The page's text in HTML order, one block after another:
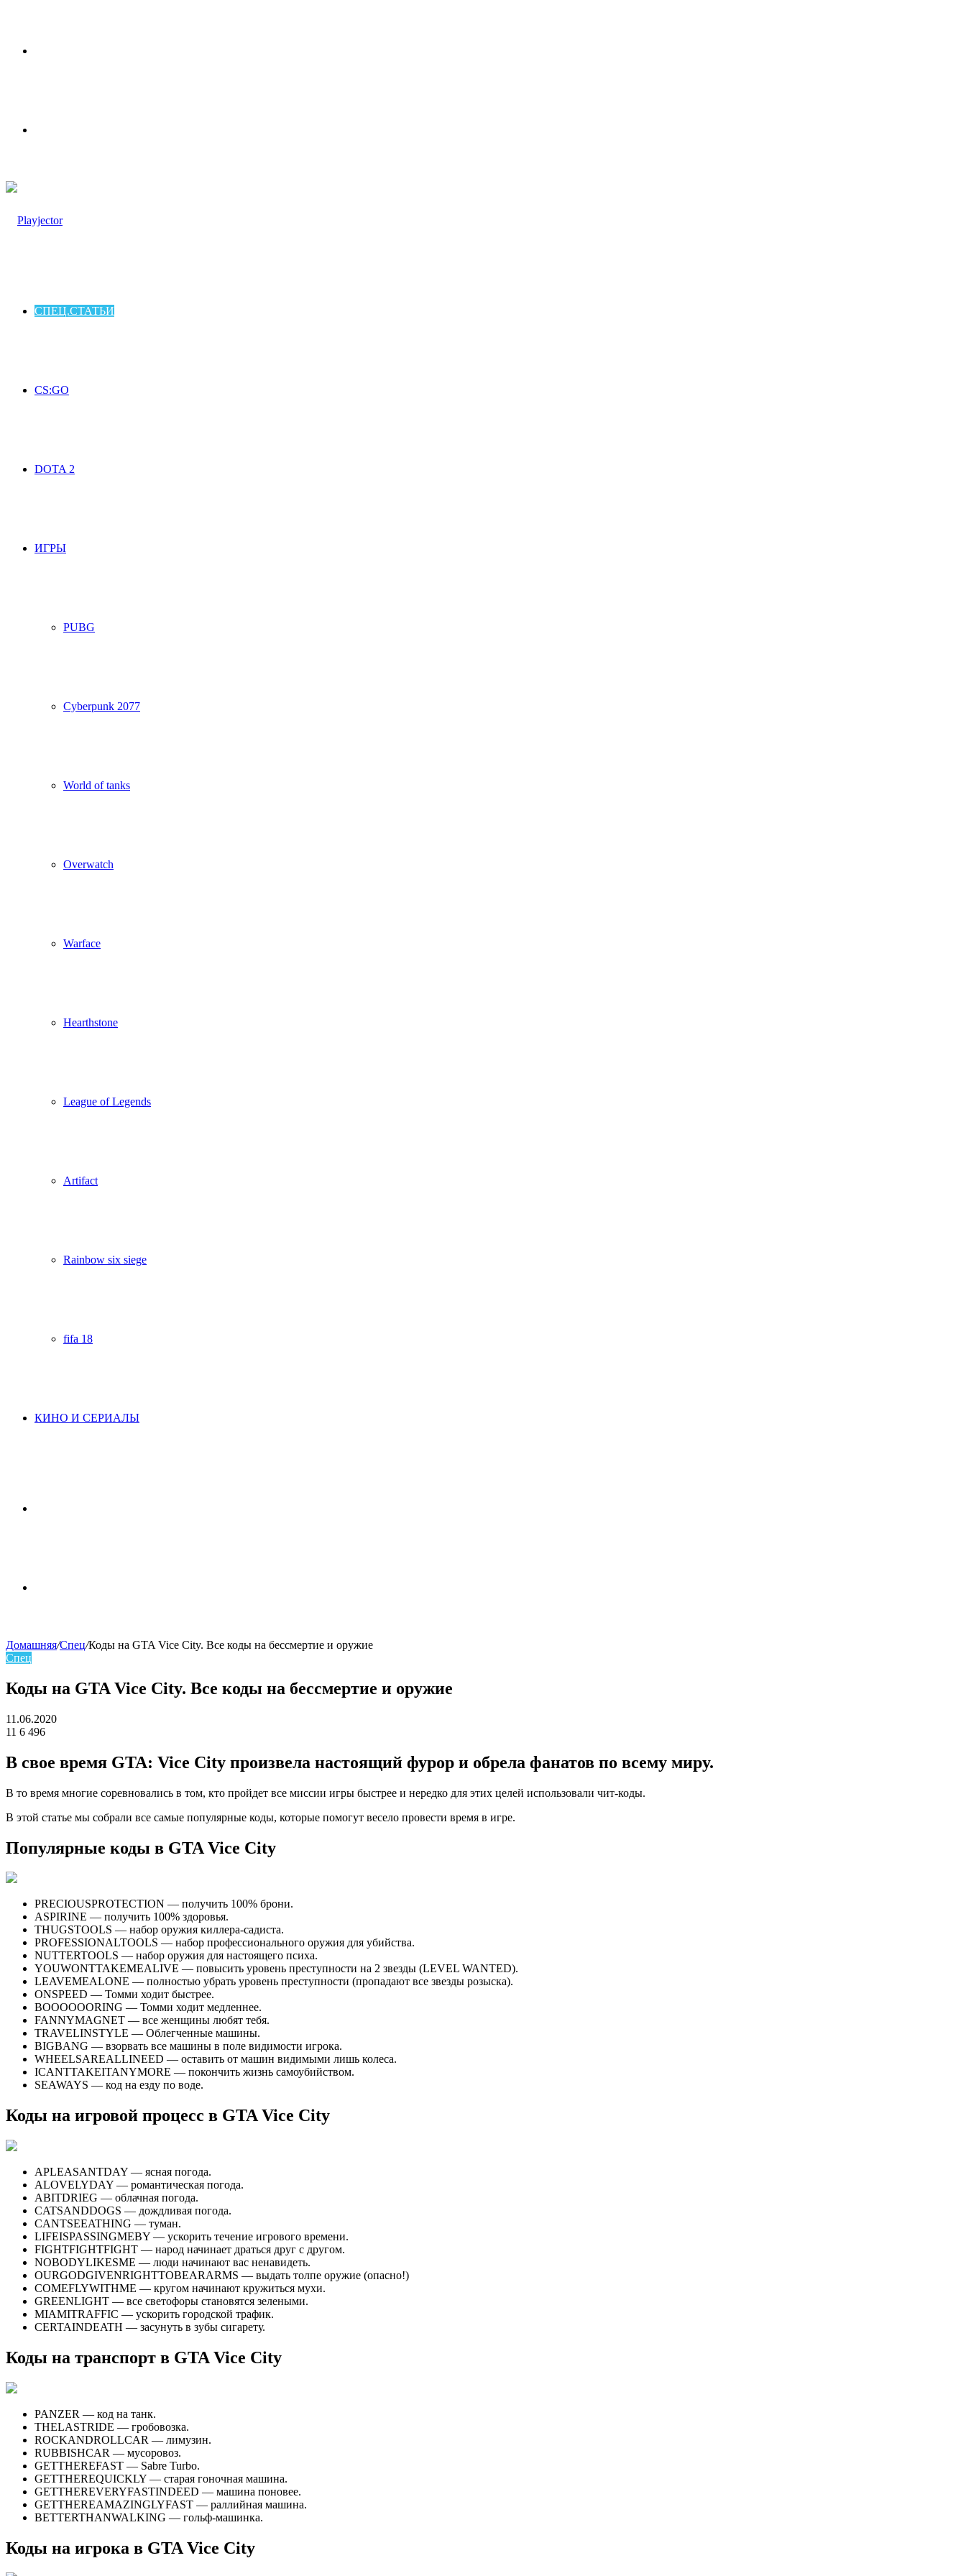
СПЕЦ.СТАТЬИ
CS:GO
DOTA 2
ИГРЫ
PUBG
Cyberpunk 2077
World of tanks
Overwatch
Warface
Hearthstone
League of Legends
Artifact
Rainbow six siege
fifa 18
КИНО И СЕРИАЛЫ
Домашняя/Спец/Коды на GTA Vice City. Все коды на бессмертие и оружие
Спец
Коды на GTA Vice City. Все коды на бессмертие и оружие
11.06.2020
11 6 496
В свое время GTA: Vice City произвела настоящий фурор и обрела фанатов по всему миру.
В то время многие соревновались в том, кто пройдет все миссии игры быстрее и нередко для этих целей использовали чит-коды.
В этой статье мы собрали все самые популярные коды, которые помогут весело провести время в игре.
Популярные коды в GTA Vice City
PRECIOUSPROTECTION — получить 100% брони.
ASPIRINE — получить 100% здоровья.
THUGSTOOLS — набор оружия киллера-садиста.
PROFESSIONALTOOLS — набор профессионального оружия для убийства.
NUTTERTOOLS — набор оружия для настоящего психа.
YOUWONTTAKEMEALIVE — повысить уровень преступности на 2 звезды (LEVEL WANTED).
LEAVEMEALONE — полностью убрать уровень преступности (пропадают все звезды розыска).
ONSPEED — Томми ходит быстрее.
BOOOOOORING — Томми ходит медленнее.
FANNYMAGNET — все женщины любят тебя.
TRAVELINSTYLE — Облегченные машины.
BIGBANG — взорвать все машины в поле видимости игрока.
WHEELSAREALLINEED — оставить от машин видимыми лишь колеса.
ICANTTAKEITANYMORE — покончить жизнь самоубийством.
SEAWAYS — код на езду по воде.
Коды на игровой процесс в GTA Vice City
APLEASANTDAY — ясная погода.
ALOVELYDAY — романтическая погода.
ABITDRIEG — облачная погода.
CATSANDDOGS — дождливая погода.
CANTSEEATHING — туман.
LIFEISPASSINGMEBY — ускорить течение игрового времени.
FIGHTFIGHTFIGHT — народ начинает драться друг с другом.
NOBODYLIKESME — люди начинают вас ненавидеть.
OURGODGIVENRIGHTTOBEARARMS — выдать толпе оружие (опасно!)
COMEFLYWITHME — кругом начинают кружиться мухи.
GREENLIGHT — все светофоры становятся зелеными.
MIAMITRAFFIC — ускорить городской трафик.
CERTAINDEATH — засунуть в зубы сигарету.
Коды на транспорт в GTA Vice City
PANZER — код на танк.
THELASTRIDE — гробовозка.
ROCKANDROLLCAR — лимузин.
RUBBISHCAR — мусоровоз.
GETTHEREFAST — Sabre Turbo.
GETTHEREQUICKLY — старая гоночная машина.
GETTHEREVERYFASTINDEED — машина поновее.
GETTHEREAMAZINGLYFAST — раллийная машина.
BETTERTHANWALKING — гольф-машинка.
Коды на игрока в GTA Vice City